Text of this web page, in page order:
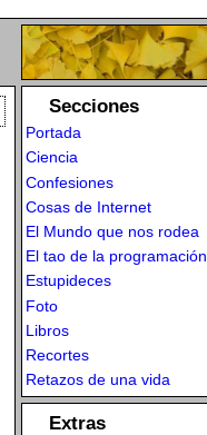
Secciones
Portada
Ciencia
Confesiones
Cosas de Internet
El Mundo que nos rodea
El tao de la programación
Estupideces
Foto
Libros
Recortes
Retazos de una vida
Extras